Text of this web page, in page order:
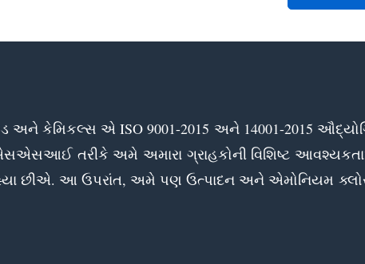
અને કેમિકલ્સ એ ISO 9001-2015 અને 14001-2015
તરીકે અમે અમારા ગ્રાહકોની વિશિષ્ટ
છીએ. આ ઉપરાંત, અમે પણ ઉત્પાદન અને એમોનિયમ